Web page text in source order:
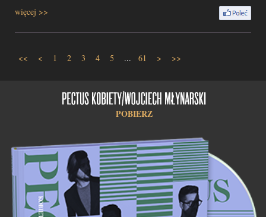
więcej >>
<< < 1 2 3 4 5 ... 61 > >>
POBIERZ